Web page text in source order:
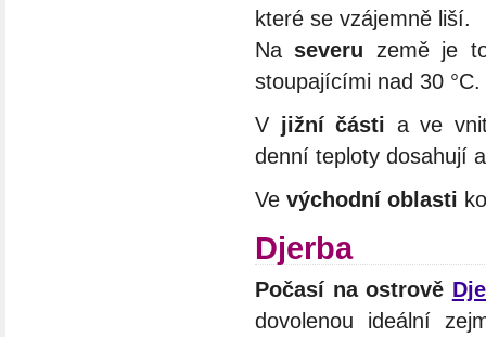
které se vzájemně liší.
Na severu země je
stoupajícími nad 30
V jižní části a ve
denní teploty dosahují
Ve východní oblasti
Djerba
Počasí na ostrově
dovolenou ideální